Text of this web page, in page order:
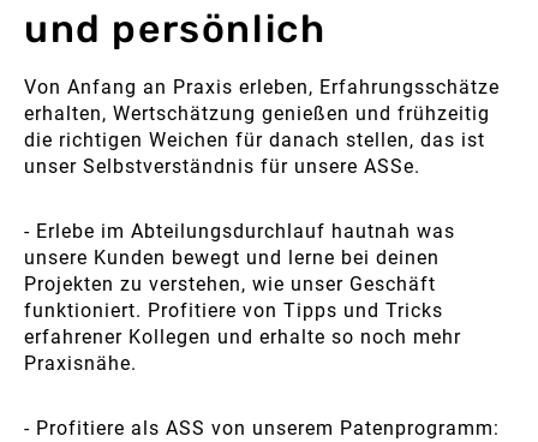
und persönlich
Von Anfang an Praxis erleben, Erfahrungsschätze
erhalten, Wertschätzung genießen und frühzeitig
die richtigen Weichen für danach stellen, das ist
unser Selbstverständnis für unsere ASSe.
- Erlebe im Abteilungsdurchlauf hautnah was
unsere Kunden bewegt und lerne bei deinen
Projekten zu verstehen, wie unser Geschäft
funktioniert. Profitiere von Tipps und Tricks
erfahrener Kollegen und erhalte so noch mehr
Praxisnähe.
- Profitiere als ASS von unserem Patenprogramm: